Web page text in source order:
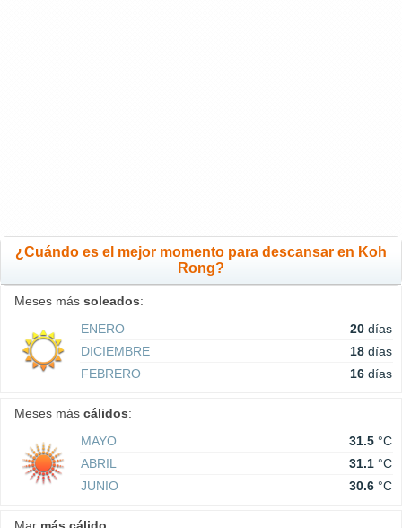
¿Cuándo es el mejor momento para descansar en Koh
Rong?
Meses más soleados:
ENERO
20 días
DICIEMBRE
18 días
FEBRERO
16 días
Meses más cálidos:
MAYO
31.5 °C
ABRIL
31.1 °C
JUNIO
30.6 °C